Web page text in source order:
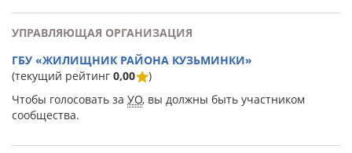
УПРАВЛЯЮЩАЯ ОРГАНИЗАЦИЯ
ГБУ «ЖИЛИЩНИК РАЙОНА КУЗЬМИНКИ»
(текущий рейтинг 0,00
)
Чтобы голосовать за УО, вы должны быть участником
сообщества.